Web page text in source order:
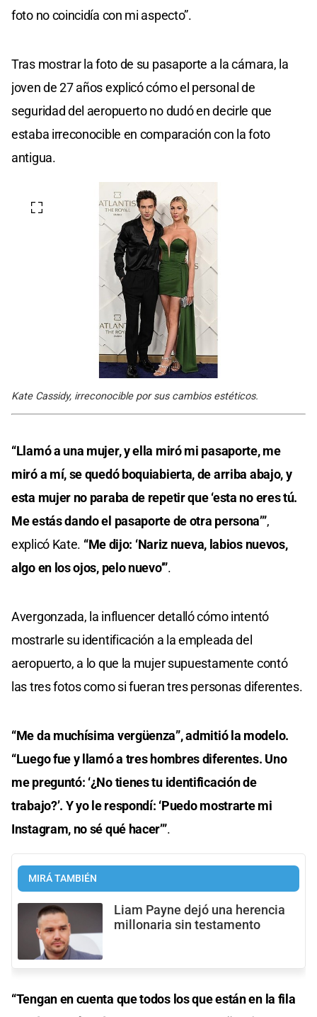
foto no coincidía con mi aspecto”.
Tras mostrar la foto de su pasaporte a la cámara, la
joven de 27 años explicó cómo el personal de
seguridad del aeropuerto no dudó en decirle que
estaba irreconocible en comparación con la foto
antigua.
Kate Cassidy, irreconocible por sus cambios estéticos.
“Llamó a una mujer, y ella miró mi pasaporte, me
miró a mí, se quedó boquiabierta, de arriba abajo, y
esta mujer no paraba de repetir que ‘esta no eres tú.
Me estás dando el pasaporte de otra persona’”,
explicó Kate. “Me dijo: ‘Nariz nueva, labios nuevos,
algo en los ojos, pelo nuevo’”.
Avergonzada, la influencer detalló cómo intentó
mostrarle su identificación a la empleada del
aeropuerto, a lo que la mujer supuestamente contó
las tres fotos como si fueran tres personas diferentes.
“Me da muchísima vergüenza”, admitió la modelo.
“Luego fue y llamó a tres hombres diferentes. Uno
me preguntó: ‘¿No tienes tu identificación de
trabajo?’. Y yo le respondí: ‘Puedo mostrarte mi
Instagram, no sé qué hacer’”.
MIRÁ TAMBIÉN
Liam Payne dejó una herencia
millonaria sin testamento
“Tengan en cuenta que todos los que están en la fila